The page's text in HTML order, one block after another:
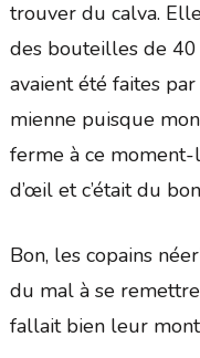
trouver du calva.
des bouteilles de 40
avaient été faites
mienne puisque
ferme à ce moment-
d’œil et c’était du
Bon, les copains
du mal à se
fallait bien leur